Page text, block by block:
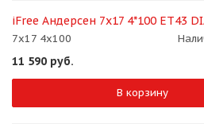
iFree Андерсен 7x17 4*100 ET43
7x17 4x100
11 590 руб.
В корзину